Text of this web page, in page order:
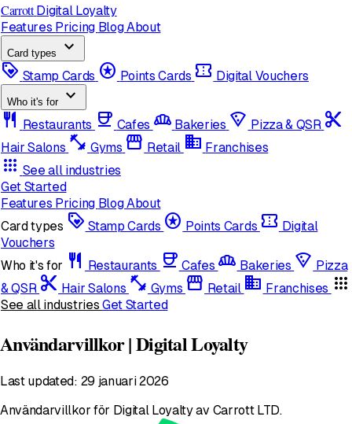
Carrott Digital Loyalty
Features Pricing BlogAbout
Card types
expand_more
loyalty Stamp Cards stars Points Cards confirmation_number Digital Vouchers
Who it's for expand_more
restaurant Restaurants coffee Cafes bakery_dining Bakeries local_pizza Pizza & QSR content_cut
Hair Salons fitness_center Gyms storefront Retail domain Franchises
apps See all industries
Get Started
Features Pricing BlogAbout
Card types loyalty Stamp Cards stars Points Cards confirmation_number Digital
Vouchers
Who it's for restaurant Restaurants coffee Cafes bakery_dining Bakeries local_pizza Pizza
& QSR content_cut Hair Salons fitness_center Gyms storefront Retail domain Franchises apps
See all industries Get Started
Användarvillkor | Digital Loyalty
Last updated: 29 januari 2026
Användarvillkor för Digital Loyalty av Carrott LTD.